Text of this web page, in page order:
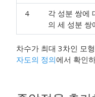
4
각 성분 쌍에
의 세 성분 쌍
차수가 최대 3차인 모
자도의 정의에서 확인